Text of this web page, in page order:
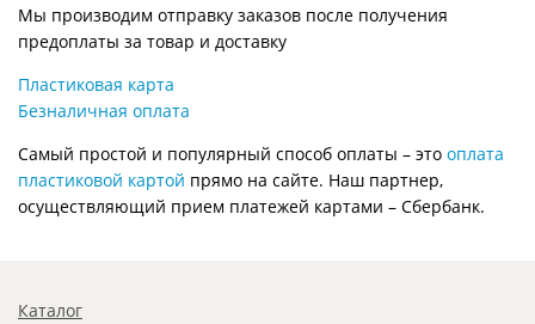
Мы производим отправку заказов после получения
предоплаты за товар и доставку
Пластиковая карта
Безналичная оплата
Самый простой и популярный способ оплаты – это оплата
пластиковой картой прямо на сайте. Наш партнер,
осуществляющий прием платежей картами – Сбербанк.
Каталог